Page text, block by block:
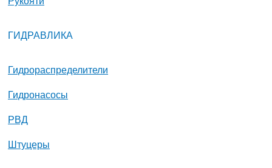
ГИДРАВЛИКА
Гидрораспределители
Гидронасосы
РВД
Штуцеры